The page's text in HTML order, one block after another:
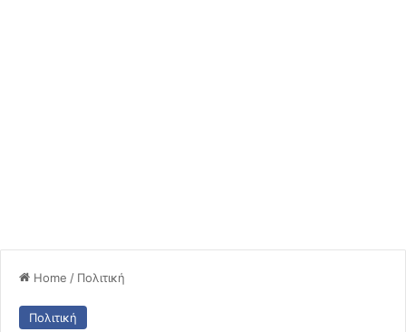
Home / Πολιτική
Πολιτική